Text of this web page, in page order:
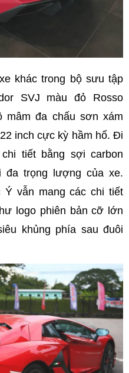
khác trong bộ sưu tập
SVJ màu đỏ Rosso
mâm đa chấu sơn xám
inch cực kỳ hầm hố. Đi
tiết bằng sợi carbon
đa trọng lượng của xe.
Ý vẫn mang các chi tiết
logo phiên bản cỡ lớn
khủng phía sau đuôi